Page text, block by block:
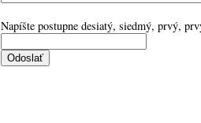
Napíšte postupne desiatý, siedmý, prvý,